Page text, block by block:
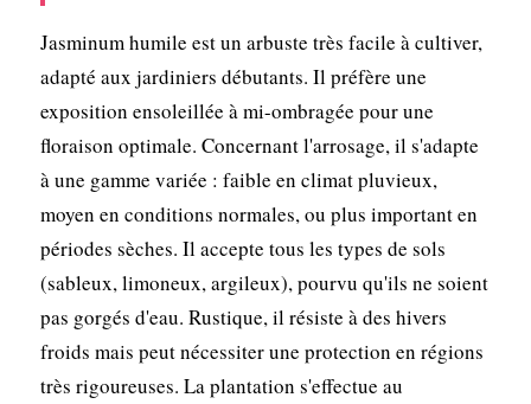
Jasminum humile est un arbuste très facile à cultiver,
adapté aux jardiniers débutants. Il préfère une
exposition ensoleillée à mi-ombragée pour une
floraison optimale. Concernant l'arrosage, il s'adapte
à une gamme variée : faible en climat pluvieux,
moyen en conditions normales, ou plus important en
périodes sèches. Il accepte tous les types de sols
(sableux, limoneux, argileux), pourvu qu'ils ne soient
pas gorgés d'eau. Rustique, il résiste à des hivers
froids mais peut nécessiter une protection en régions
très rigoureuses. La plantation s'effectue au